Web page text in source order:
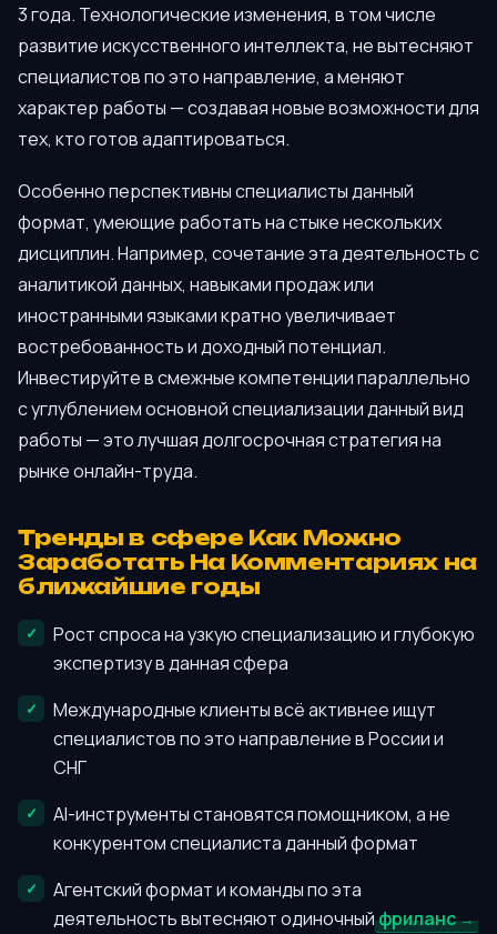
3 года. Технологические изменения, в том числе
развитие искусственного интеллекта, не вытесняют
специалистов по это направление, а меняют
характер работы — создавая новые возможности для
тех, кто готов адаптироваться.
Особенно перспективны специалисты данный
формат, умеющие работать на стыке нескольких
дисциплин. Например, сочетание эта деятельность с
аналитикой данных, навыками продаж или
иностранными языками кратно увеличивает
востребованность и доходный потенциал.
Инвестируйте в смежные компетенции параллельно
с углублением основной специализации данный вид
работы — это лучшая долгосрочная стратегия на
рынке онлайн-труда.
Тренды в сфере Как Можно
Заработать На Комментариях на
ближайшие годы
Рост спроса на узкую специализацию и глубокую
экспертизу в данная сфера
Международные клиенты всё активнее ищут
специалистов по это направление в России и
СНГ
AI-инструменты становятся помощником, а не
конкурентом специалиста данный формат
Агентский формат и команды по эта
деятельность вытесняют одиночныйфриланс